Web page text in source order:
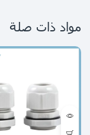
مواد ذات صلة